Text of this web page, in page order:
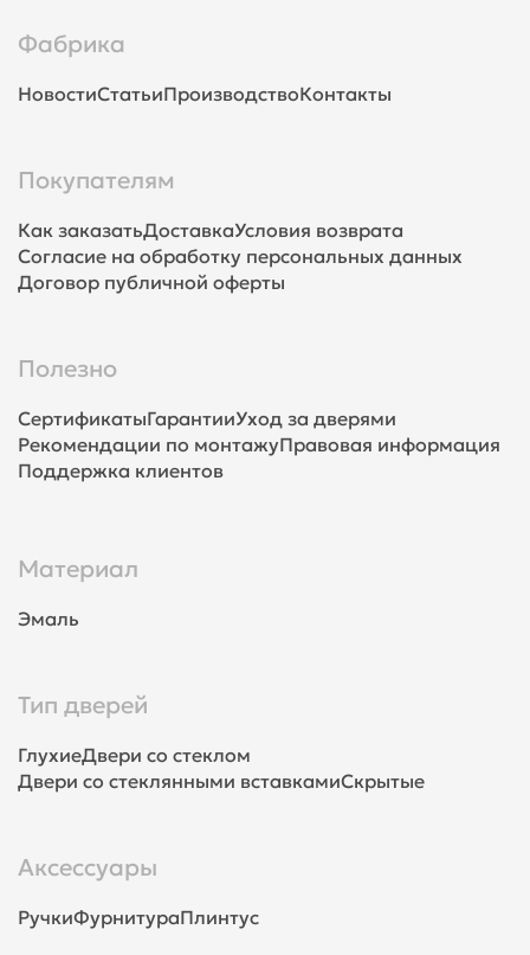
Фабрика
НовостиСтатьиПроизводствоКонтакты
Покупателям
Как заказатьДоставкаУсловия возврата
Согласие на обработку персональных данных
Договор публичной оферты
Полезно
СертификатыГарантииУход за дверями
Рекомендации по монтажуПравовая информация
Поддержка клиентов
Материал
Эмаль
Тип дверей
ГлухиеДвери со стеклом
Двери со стеклянными вставкамиСкрытые
Аксессуары
РучкиФурнитураПлинтус